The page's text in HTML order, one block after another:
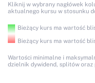
Kliknij w wybrany nagłówek
aktualnego kursu w stosunku
Bieżący kurs ma wartość
Bieżący kurs ma wartość
Wartości minimalne i
dzielnik dywidend, splitów oraz